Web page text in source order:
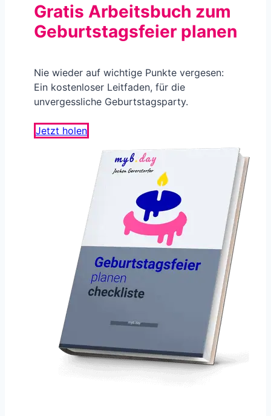
Gratis Arbeitsbuch zum
Geburtstagsfeier planen
Nie wieder auf wichtige Punkte vergesen:
Ein kostenloser Leitfaden, für die
unvergessliche Geburtstagsparty.
Jetzt holen